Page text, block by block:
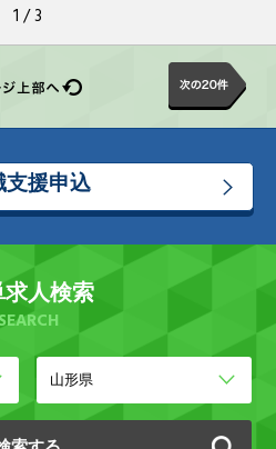
1 / 3
支援申込
求人検索
SEARCH